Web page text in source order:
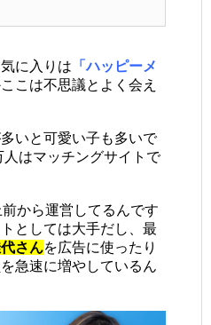
に入りは 「ハッピーメ
こは不思議とよく会え
いと可愛い子も多いで
はマッチングサイトで
から運営してるんです
としては大手だし、最
さんを広告に使ったり
急速に増やしているん